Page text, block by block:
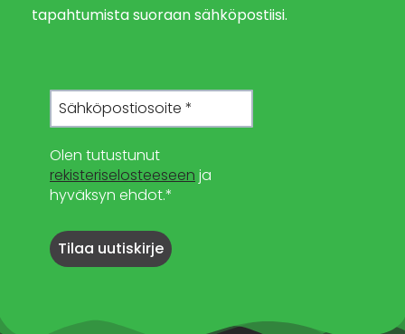
tapahtumista suoraan sähköpostiisi.
Olen tutustunut
rekisteriselosteeseen ja
hyväksyn ehdot.*